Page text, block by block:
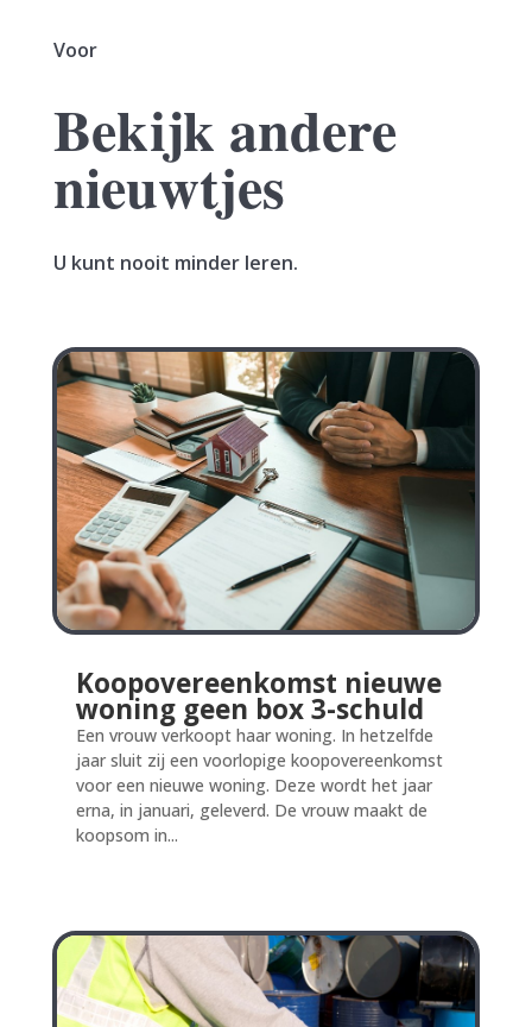
Voor
Bekijk andere
nieuwtjes
U kunt nooit minder leren.
Koopovereenkomst nieuwe
woning geen box 3-schuld
Een vrouw verkoopt haar woning. In hetzelfde
jaar sluit zij een voorlopige koopovereenkomst
voor een nieuwe woning. Deze wordt het jaar
erna, in januari, geleverd. De vrouw maakt de
koopsom in...